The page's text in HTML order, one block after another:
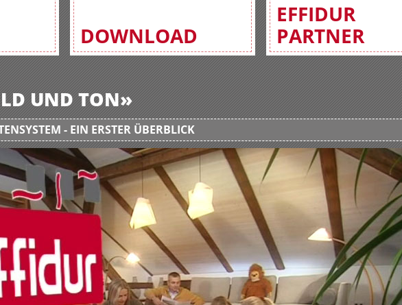
DOWNLOAD
EFFIDUR
PARTNER
UND TON»
- EIN ERSTER ÜBERBLICK